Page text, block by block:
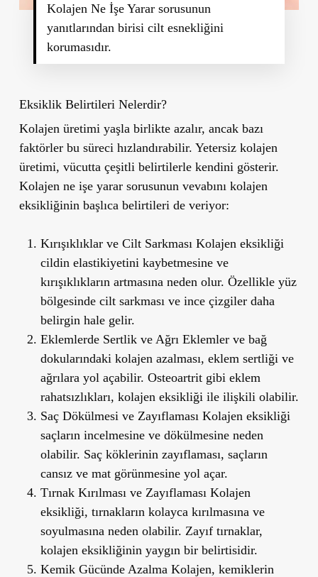
Kolajen Ne İşe Yarar sorusunun
yanıtlarından birisi cilt esnekliğini
korumasıdır.
Eksiklik Belirtileri Nelerdir?
Kolajen üretimi yaşla birlikte azalır, ancak bazı
faktörler bu süreci hızlandırabilir. Yetersiz kolajen
üretimi, vücutta çeşitli belirtilerle kendini gösterir.
Kolajen ne işe yarar sorusunun vevabını kolajen
eksikliğinin başlıca belirtileri de veriyor:
Kırışıklıklar ve Cilt Sarkması Kolajen eksikliği
cildin elastikiyetini kaybetmesine ve
kırışıklıkların artmasına neden olur. Özellikle yüz
bölgesinde cilt sarkması ve ince çizgiler daha
belirgin hale gelir.
Eklemlerde Sertlik ve Ağrı Eklemler ve bağ
dokularındaki kolajen azalması, eklem sertliği ve
ağrılara yol açabilir. Osteoartrit gibi eklem
rahatsızlıkları, kolajen eksikliği ile ilişkili olabilir.
Saç Dökülmesi ve Zayıflaması Kolajen eksikliği
saçların incelmesine ve dökülmesine neden
olabilir. Saç köklerinin zayıflaması, saçların
cansız ve mat görünmesine yol açar.
Tırnak Kırılması ve Zayıflaması Kolajen
eksikliği, tırnakların kolayca kırılmasına ve
soyulmasına neden olabilir. Zayıf tırnaklar,
kolajen eksikliğinin yaygın bir belirtisidir.
Kemik Gücünde Azalma Kolajen, kemiklerin